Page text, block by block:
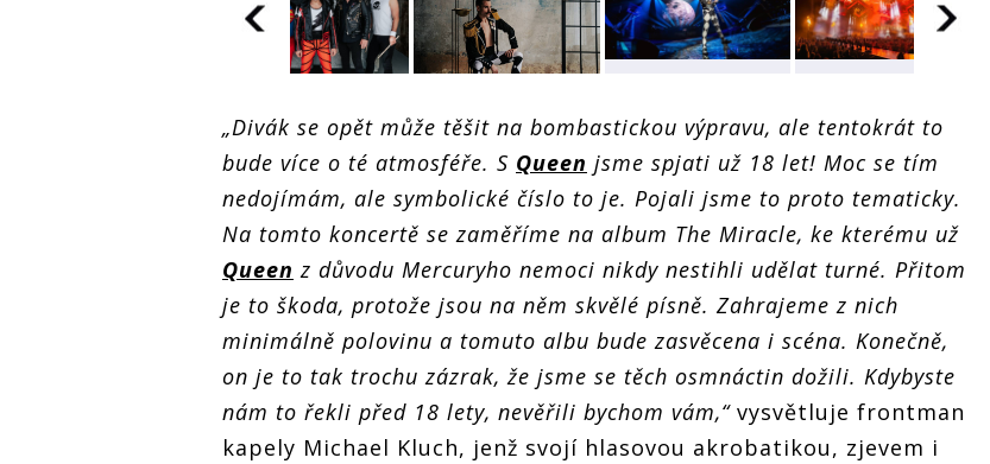
O2 universu
narozeniny hned
dvakrát, pro
fanoušky si
připravili
výpravnou show
O2 universu
dvakrát, pro
fanoušky si
připravili
výpravnou show
narozeniny hned
dvakrát, pro
fanoušky si
připravili
výpravnou show
narozeniny hned
fanoušky si
připravili
výpravnou show
„Divák se opět může těšit na bombastickou výpravu, ale tentokrát to
bude více o té atmosféře. S Queen jsme spjati už 18 let! Moc se tím
nedojímám, ale symbolické číslo to je. Pojali jsme to proto tematicky.
Na tomto koncertě se zaměříme na album The Miracle, ke kterému už
Queen z důvodu Mercuryho nemoci nikdy nestihli udělat turné. Přitom
je to škoda, protože jsou na něm skvělé písně. Zahrajeme z nich
minimálně polovinu a tomuto albu bude zasvěcena i scéna. Konečně,
on je to tak trochu zázrak, že jsme se těch osmnáctin dožili. Kdybyste
nám to řekli před 18 lety, nevěřili bychom vám,“vysvětluje frontman
kapely Michael Kluch, jenž svojí hlasovou akrobatikou, zjevem i